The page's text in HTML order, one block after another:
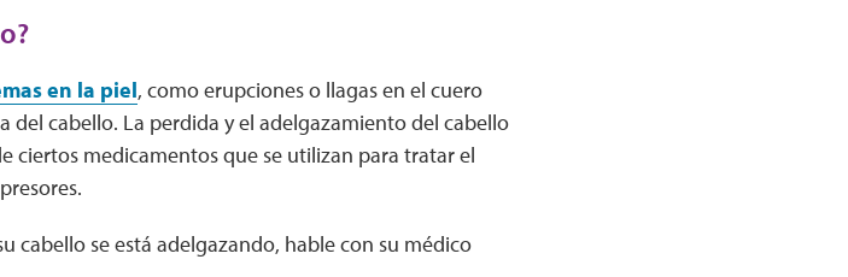
en la piel, como erupciones o llagas en el cuero
cabello. La perdida y el adelgazamiento del cabello
ciertos medicamentos que se utilizan para tratar el
cabello se está adelgazando, hable con su médico